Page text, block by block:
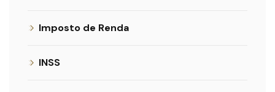
Imposto de Renda
INSS